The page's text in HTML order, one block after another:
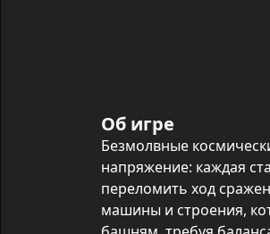
Об игре
Безмолвные
напряжение: каждая
переломить ход
машины и строения,